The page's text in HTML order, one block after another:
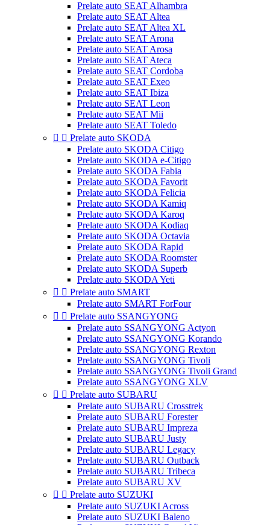
Prelate auto SEAT Alhambra
Prelate auto SEAT Altea
Prelate auto SEAT Altea XL
Prelate auto SEAT Arona
Prelate auto SEAT Arosa
Prelate auto SEAT Ateca
Prelate auto SEAT Cordoba
Prelate auto SEAT Exeo
Prelate auto SEAT Ibiza
Prelate auto SEAT Leon
Prelate auto SEAT Mii
Prelate auto SEAT Toledo
  Prelate auto SKODA
Prelate auto SKODA Citigo
Prelate auto SKODA e-Citigo
Prelate auto SKODA Fabia
Prelate auto SKODA Favorit
Prelate auto SKODA Felicia
Prelate auto SKODA Kamiq
Prelate auto SKODA Karoq
Prelate auto SKODA Kodiaq
Prelate auto SKODA Octavia
Prelate auto SKODA Rapid
Prelate auto SKODA Roomster
Prelate auto SKODA Superb
Prelate auto SKODA Yeti
  Prelate auto SMART
Prelate auto SMART ForFour
  Prelate auto SSANGYONG
Prelate auto SSANGYONG Actyon
Prelate auto SSANGYONG Korando
Prelate auto SSANGYONG Rexton
Prelate auto SSANGYONG Tivoli
Prelate auto SSANGYONG Tivoli Grand
Prelate auto SSANGYONG XLV
  Prelate auto SUBARU
Prelate auto SUBARU Crosstrek
Prelate auto SUBARU Forester
Prelate auto SUBARU Impreza
Prelate auto SUBARU Justy
Prelate auto SUBARU Legacy
Prelate auto SUBARU Outback
Prelate auto SUBARU Tribeca
Prelate auto SUBARU XV
  Prelate auto SUZUKI
Prelate auto SUZUKI Across
Prelate auto SUZUKI Baleno